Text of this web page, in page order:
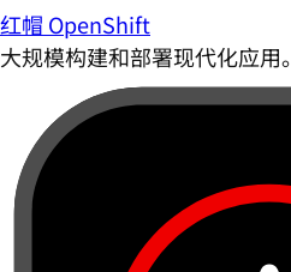
红帽 OpenShift
大规模构建和部署现代化应用。